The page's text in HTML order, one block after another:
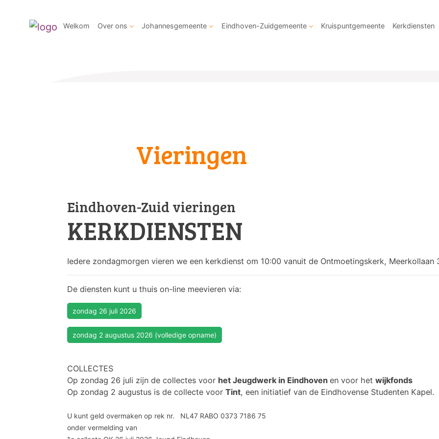
Welkom Over ons Johannesgemeente Eindhoven-Zuidgemeente Kruispuntgemeente Kerkdiensten
Vieringen
Eindhoven-Zuid vieringen
KERKDIENSTEN
Iedere zondagmorgen vieren we een kerkdienst om 10:00 vanuit de Ontmoetingskerk, Meerkollaan
De diensten kunt u thuis on-line meevieren via:
zondag 26 juli 2026
zondag 2 augustus 2026 (volledige opname)
COLLECTES
Op zondag 26 juli zijn de collectes voor het Jeugdwerk in Eindhoven en voor het wijkfonds
Op zondag 2 augustus is de collecte voor Tint, een initiatief van de Eindhovense Studenten Kapel.
U kunt geld overmaken op rek nr. NL47 RABO 0373 7186 75
onder vermelding van